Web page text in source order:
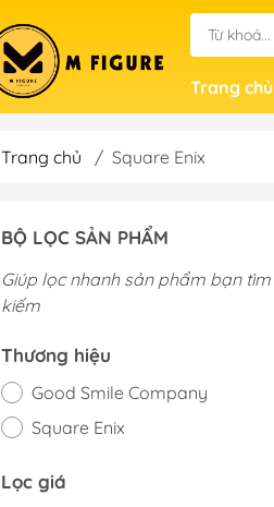
Trang chủ
Trang chủ / Square Enix
BỘ LỌC SẢN PHẨM
Giúp lọc nhanh sản phẩm bạn tìm
kiếm
Thương hiệu
Good Smile Company
Square Enix
Lọc giá